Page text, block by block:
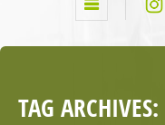
TAG ARCHIVES: